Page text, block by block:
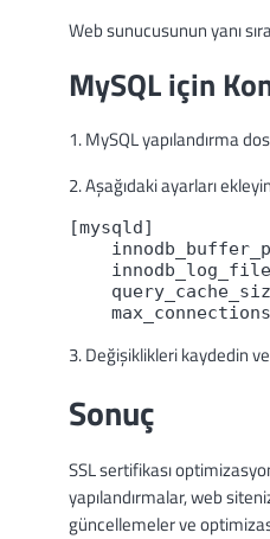
Web sunucusunun yanı
MySQL için
1. MySQL yapılandırma
2. Aşağıdaki ayarları
[mysqld]
3. Değişiklikleri kaydedin
Sonuç
SSL sertifikası
yapılandırmalar, web
güncellemeler ve